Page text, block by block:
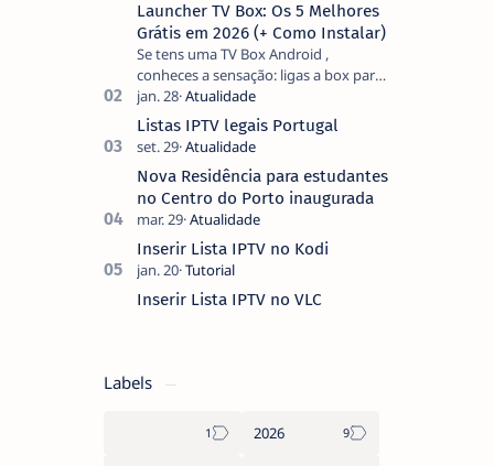
Launcher TV Box: Os 5 Melhores
Grátis em 2026 (+ Como Instalar)
Se tens uma TV Box Android ,
conheces a sensação: ligas a box para
ver um filme e o ecrã inicial está
coberto de sugestões que não
pediste, ban…
Listas IPTV legais Portugal
Nova Residência para estudantes
no Centro do Porto inaugurada
Inserir Lista IPTV no Kodi
Inserir Lista IPTV no VLC
Labels
2026